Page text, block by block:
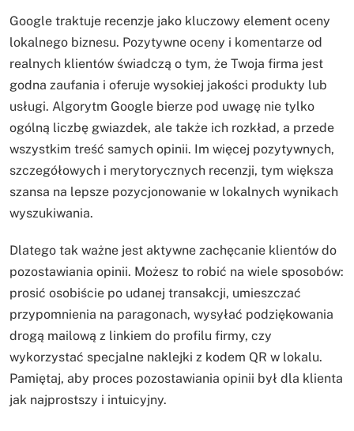
Google traktuje recenzje jako kluczowy element oceny
lokalnego biznesu. Pozytywne oceny i komentarze od
realnych klientów świadczą o tym, że Twoja firma jest
godna zaufania i oferuje wysokiej jakości produkty lub
usługi. Algorytm Google bierze pod uwagę nie tylko
ogólną liczbę gwiazdek, ale także ich rozkład, a przede
wszystkim treść samych opinii. Im więcej pozytywnych,
szczegółowych i merytorycznych recenzji, tym większa
szansa na lepsze pozycjonowanie w lokalnych wynikach
wyszukiwania.
Dlatego tak ważne jest aktywne zachęcanie klientów do
pozostawiania opinii. Możesz to robić na wiele sposobów:
prosić osobiście po udanej transakcji, umieszczać
przypomnienia na paragonach, wysyłać podziękowania
drogą mailową z linkiem do profilu firmy, czy
wykorzystać specjalne naklejki z kodem QR w lokalu.
Pamiętaj, aby proces pozostawiania opinii był dla klienta
jak najprostszy i intuicyjny.